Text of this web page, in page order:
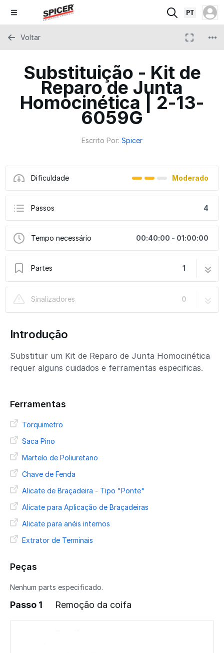
PT
Substituição - Kit de
Reparo de Junta
Homocinética | 2-13-
6059G
Escrito Por: Spicer
Dificuldade Moderado
Passos 4
Tempo necessário 00:40:00 - 01:00:00
Partes 1
Homocinética | 2-13-6059G
Sinalizadores
0
Voltar
Introdução
Substituir um Kit de Reparo de Junta Homocinética
requer alguns cuidados e ferramentas especificas.
Ferramentas
Torquimetro
Saca Pino
Martelo de Poliuretano
Chave de Fenda
Alicate de Braçadeira - Tipo "Ponte"
Alicate para Aplicação de Braçadeiras
Alicate para anéis internos
Extrator de Terminais
Peças
Nenhum parts especificado.
Passo 1 Remoção da coifa